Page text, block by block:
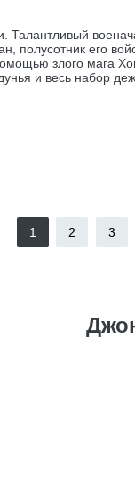
Талантливый
полусотник его
злого мага
и весь набор
1 2 3